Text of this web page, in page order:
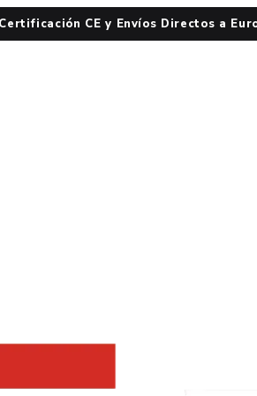
CE y Envíos Directos a